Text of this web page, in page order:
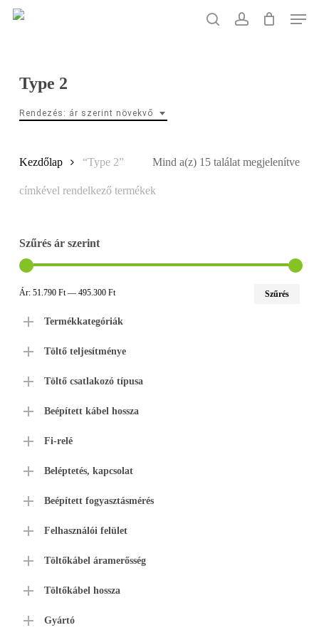
Skip
Menu
Type 2
Rendezés: ár szerint növekvő
Mind a(z) 15 találat megjelenítve
to
Kezdőlap “Type 2”
címkével rendelkező termékek
Szűrés ár szerint
Szűrés
Ár: 51.790 Ft— 495.300 Ft
Termékkategóriák
Töltő teljesítménye
Töltő csatlakozó típusa
Beépített kábel hossza
Fi-relé
Beléptetés, kapcsolat
Beépített fogyasztásmérés
Felhasználói felület
Töltőkábel áramerősség
Töltőkábel hossza
Gyártó